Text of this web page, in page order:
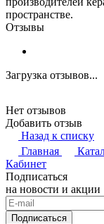
пространстве.
Отзывы
Загрузка отзывов...
Нет отзывов
Добавить отзыв
Назад к списку
Главная
Кабинет
Подписаться
на новости и акции
Подписаться